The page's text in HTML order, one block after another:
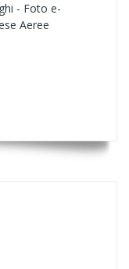
- Foto e-
Aeree